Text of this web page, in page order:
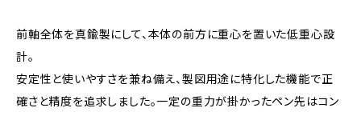
前軸全体を真鍮製にして、本体の前方に重心を置いた低重⼼設
計。
安定性と使いやすさを兼ね備え、製図⽤途に特化した機能で正
確さと精度を追求しました。一定の重力が掛かったペン先はコン